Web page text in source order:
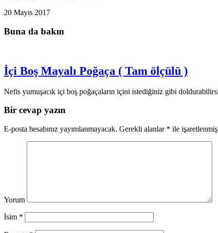
20 Mayıs 2017
Buna da bakın
İçi Boş Mayalı Poğaça ( Tam ölçülü )
Nefis yumuşacık içi boş poğaçaların içini istediğiniz gibi
Bir cevap yazın
E-posta hesabınız yayımlanmayacak. Gerekli alanlar * ile
Yorum
İsim *